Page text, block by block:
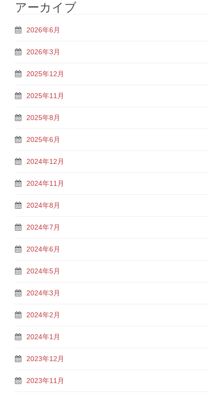
アーカイブ
2026年6月
2026年3月
2025年12月
2025年11月
2025年8月
2025年6月
2024年12月
2024年11月
2024年8月
2024年7月
2024年6月
2024年5月
2024年3月
2024年2月
2024年1月
2023年12月
2023年11月